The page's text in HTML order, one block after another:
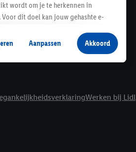
Werken bij Lidl
wordt om je te herkennen in
dit doel kan jouw gehashte e-
voor producten waarin je
van een online winkel te plaatsen
beschikt, aan jou kunnen worden
Aanpassen Akkoord